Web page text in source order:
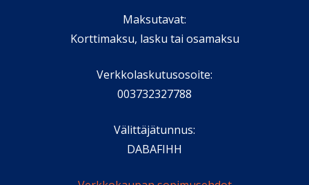
Maksutavat:
Korttimaksu, lasku tai osamaksu
Verkkolaskutusosoite:
003732327788
Välittäjätunnus:
DABAFIHH